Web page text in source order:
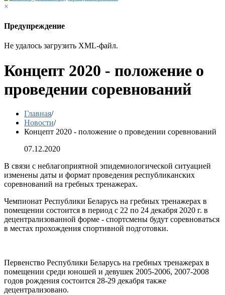
×
Предупреждение
Не удалось загрузить XML-файл.
Концепт 2020 - положение о
проведении соревнований
Главная/
Новости/
Концепт 2020 - положение о проведении соревнований
07.12.2020
В связи с неблагоприятной эпидемиологической ситуацией
изменены даты и формат проведения республиканских
соревнований на гребных тренажерах.
Чемпионат Республики Беларусь на гребных тренажерах в
помещении состоится в период с 22 по 24 декабря 2020 г. в
децентрализованной форме - спортсмены будут соревноваться
в местах прохождения спортивной подготовки.
Первенство Республики Беларусь на гребных тренажерах в
помещении среди юношей и девушек 2005-2006, 2007-2008
годов рождения состоится 28-29 декабря также
децентрализовано.